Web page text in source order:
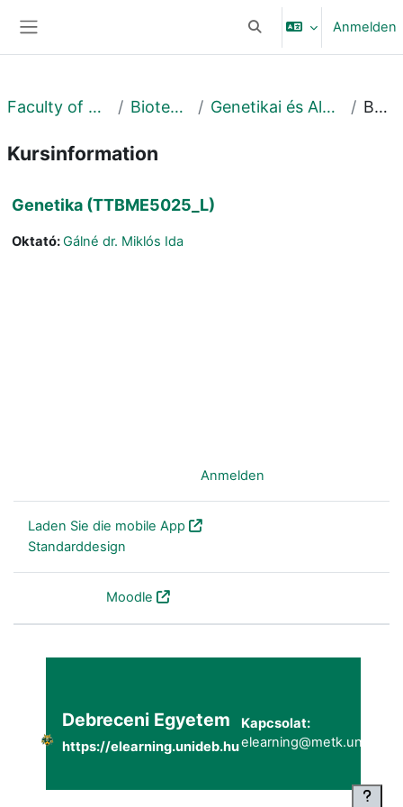
SucheingabeAnmelden
Faculty of Science and Technology Biotechnológiai Intézet Genetikai és Alkalmazott Mikrobiológiai Tanszék Beschreibung
Kursinformation
Genetika (TTBME5025_L)
Oktató:Gálné dr. Miklós Ida
Anmelden
Laden Sie die mobile App
Standarddesign
Moodle
Debreceni Egyetem
https://elearning.unideb.hu
Kapcsolat: